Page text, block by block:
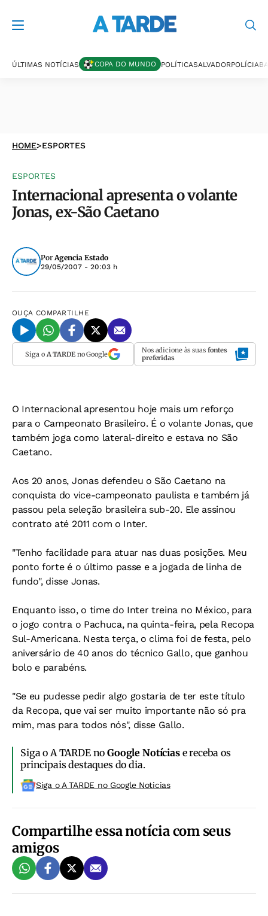
ÚLTIMAS NOTÍCIAS COPA DO MUNDO POLÍTICASALVADORPOLÍCIA
HOME>ESPORTES
ESPORTES
Internacional apresenta o volante
Jonas, ex-São Caetano
PorAgencia Estado
29/05/2007 - 20:03 h
OUÇA COMPARTILHE
Siga o A TARDEno Google Nos adicione às suas fontes
preferidas
O Internacional apresentou hoje mais um reforço
para o Campeonato Brasileiro. É o volante Jonas, que
também joga como lateral-direito e estava no São
Caetano.
Aos 20 anos, Jonas defendeu o São Caetano na
conquista do vice-campeonato paulista e também já
passou pela seleção brasileira sub-20. Ele assinou
contrato até 2011 com o Inter.
"Tenho facilidade para atuar nas duas posições. Meu
ponto forte é o último passe e a jogada de linha de
fundo", disse Jonas.
Enquanto isso, o time do Inter treina no México, para
o jogo contra o Pachuca, na quinta-feira, pela Recopa
Sul-Americana. Nesta terça, o clima foi de festa, pelo
aniversário de 40 anos do técnico Gallo, que ganhou
bolo e parabéns.
"Se eu pudesse pedir algo gostaria de ter este título
da Recopa, que vai ser muito importante não só pra
mim, mas para todos nós", disse Gallo.
Siga o A TARDE noGoogle Notíciase receba os
principais destaques do dia.
Siga o A TARDE no Google Noticias
Compartilhe essa notícia com seus
amigos